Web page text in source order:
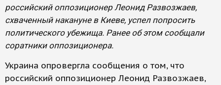
российский оппозиционер Леонид Развозжаев,
схваченный накануне в Киеве, успел попросить
политического убежища. Ранее об этом сообщали
соратники оппозиционера.
Украина опровергла сообщения о том, что
российский оппозиционер Леонид Развозжаев,